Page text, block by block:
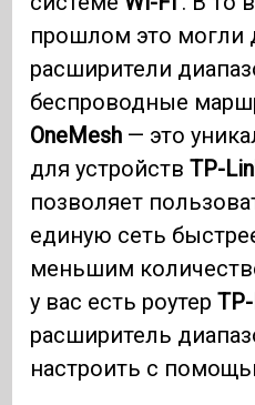
прошлом это могли
расширители
беспроводные
OneMesh — это
для устройствTP-
позволяет
единую сеть
меньшим
у вас есть роутер
расширитель
настроить с